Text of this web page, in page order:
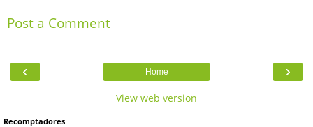
Post a Comment
‹ ›
Home
View web version
Recomptadores